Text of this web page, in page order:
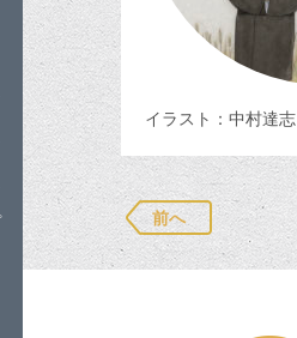
イラスト：中村達志
前へ